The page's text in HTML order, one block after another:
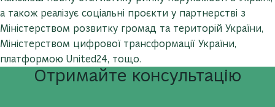
а також реалізує соціальні проєкти у партнерстві з
Міністерством розвитку громад та територій України,
Міністерством цифрової трансформації України,
платформою United24, тощо.
Отримайте консультацію